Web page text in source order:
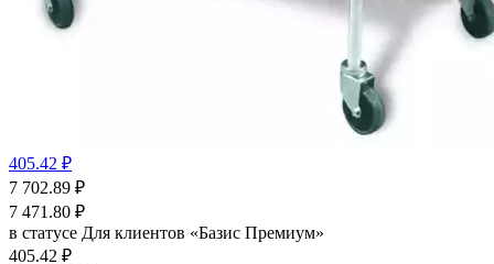
405.42 ₽
7 702.89 ₽
7 471.80 ₽
в статусе Для клиентов «Базис Премиум»
405.42 ₽